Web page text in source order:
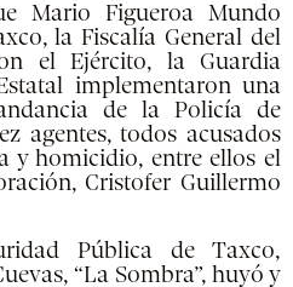
Mario Figueroa Mundo
la Fiscalía General del
el Ejército, la Guardia
implementaron una
de la Policía de
agentes, todos acusados
y homicidio, entre ellos el
Cristofer Guillermo
Pública de Taxco,
“La Sombra”, huyó y